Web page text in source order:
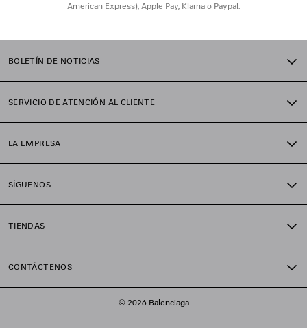
American Express), Apple Pay, Klarna o Paypal.
BOLETÍN DE NOTICIAS
SERVICIO DE ATENCIÓN AL CLIENTE
LA EMPRESA
SÍGUENOS
TIENDAS
CONTÁCTENOS
© 2026 Balenciaga